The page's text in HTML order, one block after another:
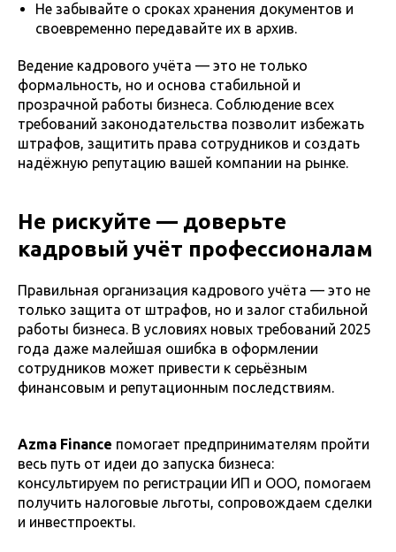
Не забывайте о сроках хранения документов и
своевременно передавайте их в архив.
Ведение кадрового учёта — это не только
формальность, но и основа стабильной и
прозрачной работы бизнеса. Соблюдение всех
требований законодательства позволит избежать
штрафов, защитить права сотрудников и создать
надёжную репутацию вашей компании на рынке.
Не рискуйте — доверьте
кадровый учёт профессионалам
Правильная организация кадрового учёта — это не
только защита от штрафов, но и залог стабильной
работы бизнеса. В условиях новых требований 2025
года даже малейшая ошибка в оформлении
сотрудников может привести к серьёзным
финансовым и репутационным последствиям.
Azma Finance помогает предпринимателям пройти
весь путь от идеи до запуска бизнеса:
консультируем по регистрации ИП и ООО, помогаем
получить налоговые льготы, сопровождаем сделки
и инвестпроекты.